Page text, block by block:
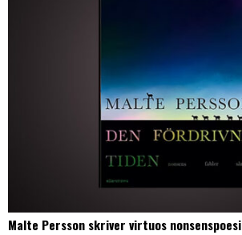
Malte Persson skriver virtuos nonsenspoesi